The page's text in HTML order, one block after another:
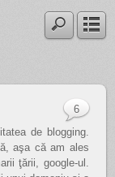
de blogging.
aşa că am ales
ţării, google-ul.
6